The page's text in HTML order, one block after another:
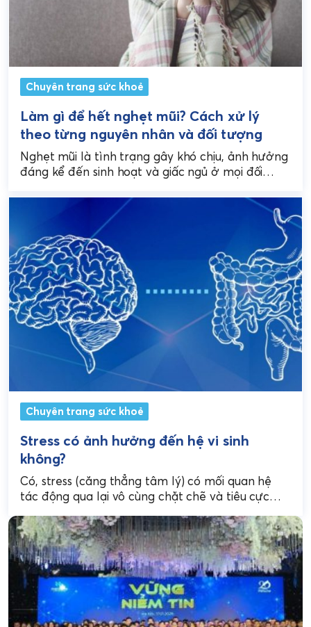
Chuyên trang sức khoẻ
Làm gì để hết nghẹt mũi? Cách xử lý
theo từng nguyên nhân và đối tượng
Nghẹt mũi là tình trạng gây khó chịu, ảnh hưởng
đáng kể đến sinh hoạt và giấc ngủ ở mọi đối
Chuyên trang sức khoẻ
Stress có ảnh hưởng đến hệ vi sinh
không?
Có, stress (căng thẳng tâm lý) có mối quan hệ
tác động qua lại vô cùng chặt chẽ và tiêu cực